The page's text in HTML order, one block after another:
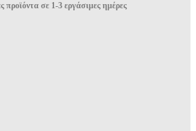
σε 1-3 εργάσιμες ημέρες